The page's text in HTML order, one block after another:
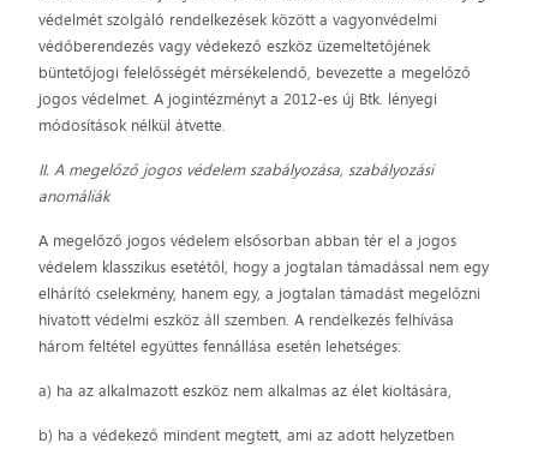
védelmét szolgáló rendelkezések között a vagyonvédelmi
védőberendezés vagy védekező eszköz üzemeltetőjének
büntetőjogi felelősségét mérsékelendő, bevezette a megelőző
jogos védelmet. A jogintézményt a 2012-es új Btk. lényegi
módosítások nélkül átvette.
II. A megelőző jogos védelem szabályozása, szabályozási
anomáliák
A megelőző jogos védelem elsősorban abban tér el a jogos
védelem klasszikus esetétől, hogy a jogtalan támadással nem egy
elhárító cselekmény, hanem egy, a jogtalan támadást megelőzni
hivatott védelmi eszköz áll szemben. A rendelkezés felhívása
három feltétel együttes fennállása esetén lehetséges:
a) ha az alkalmazott eszköz nem alkalmas az élet kioltására,
b) ha a védekező mindent megtett, ami az adott helyzetben